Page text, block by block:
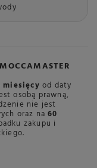
miesięcy od daty
osobą prawną,
nie jest
oraz na 60
zakupu i